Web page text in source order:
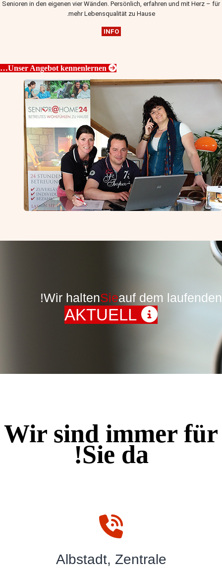
Senioren in den eigenen vier Wänden. Persönlich, erfahren und mit Herz – für
mehr Lebensqualität zu Hause.
INFO
Wir haltenSieauf dem laufenden!
Wir sind immer für
Sie da!
Albstadt, Zentrale